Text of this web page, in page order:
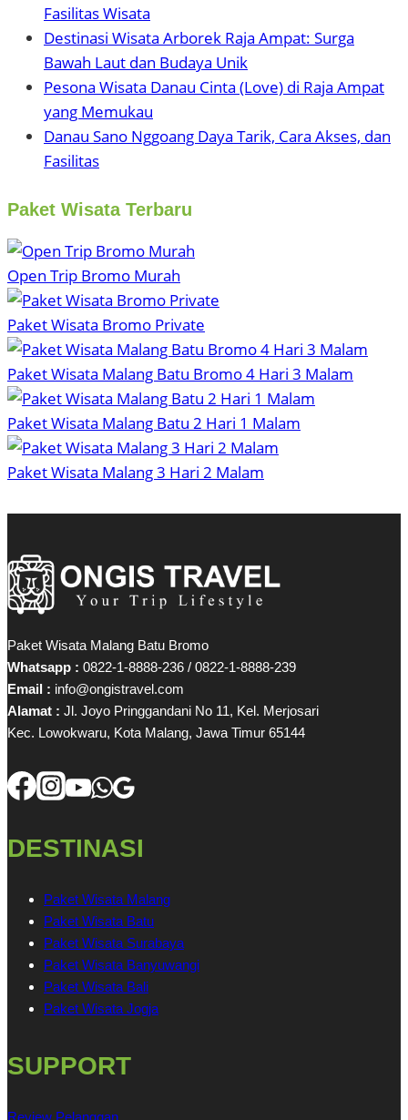
Fasilitas Wisata
Destinasi Wisata Arborek Raja Ampat: Surga
Bawah Laut dan Budaya Unik
Pesona Wisata Danau Cinta (Love) di Raja Ampat
yang Memukau
Danau Sano Nggoang Daya Tarik, Cara Akses, dan
Fasilitas
Paket Wisata Terbaru
Open Trip Bromo Murah
Paket Wisata Bromo Private
Paket Wisata Malang Batu Bromo 4 Hari 3 Malam
Paket Wisata Malang Batu 2 Hari 1 Malam
Paket Wisata Malang 3 Hari 2 Malam
Paket Wisata Malang Batu Bromo
Whatsapp : 0822-1-8888-236 / 0822-1-8888-239
Email : info@ongistravel.com
Alamat : Jl. Joyo Pringgandani No 11, Kel. Merjosari
Kec. Lowokwaru, Kota Malang, Jawa Timur 65144
DESTINASI
Paket Wisata Malang
Paket Wisata Batu
Paket Wisata Surabaya
Paket Wisata Banyuwangi
Paket Wisata Bali
Paket Wisata Jogja
SUPPORT